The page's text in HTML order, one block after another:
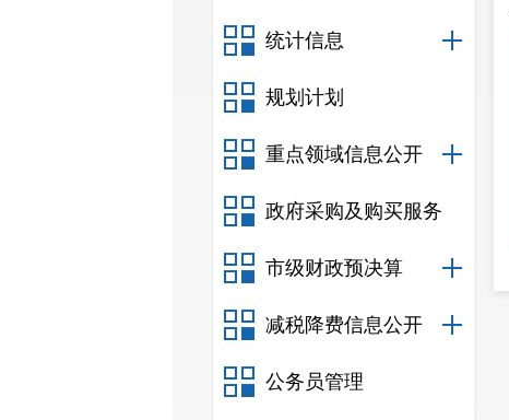
统计信息
规划计划
重点领域信息公开
政府采购及购买服务
市级财政预决算
减税降费信息公开
公务员管理